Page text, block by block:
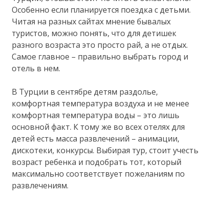
Особенно если планируется поездка с детьми.
Читая на разных сайтах мнение бывалых
туристов, можно понять, что для детишек
разного возраста это просто рай, а не отдых.
Самое главное – правильно выбрать город и
отель в нем.
В Турции в сентябре детям раздолье,
комфортная температура воздуха и не менее
комфортная температура воды – это лишь
основной факт. К тому же во всех отелях для
детей есть масса развлечений – анимации,
дискотеки, конкурсы. Выбирая тур, стоит учесть
возраст ребенка и подобрать тот, который
максимально соответствует пожеланиям по
развлечениям.